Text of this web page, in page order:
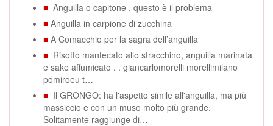
■ Anguilla o capitone , questo è il problema
■ Anguilla in carpione di zucchina
■ A Comacchio per la sagra dell’anguilla
■ Risotto mantecato allo stracchino, anguilla marinata
e sake affumicato . . giancarlomorelli morellimilano
pomiroeu t…
■ Il GRONGO: ha l'aspetto simile all'anguilla, ma più
massiccio e con un muso molto più grande.
Solitamente raggiunge di…